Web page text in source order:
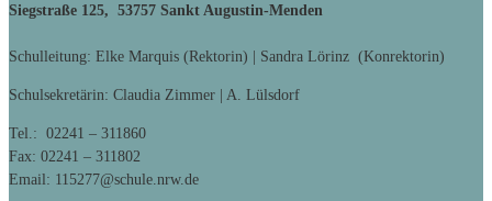
Siegstraße 125, 53757 Sankt Augustin-Menden
Schulleitung: Elke Marquis (Rektorin) | Sandra Lörinz (Konrektorin)
Schulsekretärin: Claudia Zimmer | A. Lülsdorf
Tel.: 02241 – 311860
Fax: 02241 – 311802
Email: 115277@schule.nrw.de